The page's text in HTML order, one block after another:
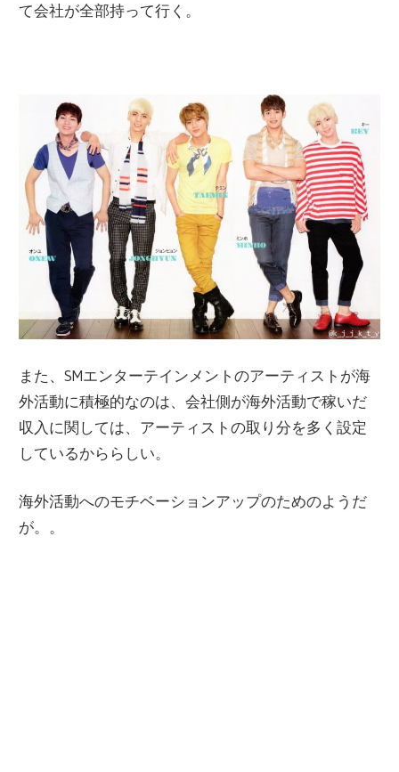
て会社が全部持って行く。
また、SMエンターテインメントのアーティストが海
外活動に積極的なのは、会社側が海外活動で稼いだ
収入に関しては、アーティストの取り分を多く設定
しているかららしい。
海外活動へのモチベーションアップのためのようだ
が。。